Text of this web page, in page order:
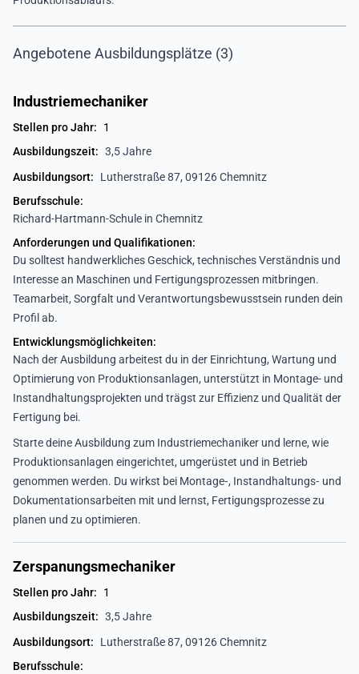
Angebotene Ausbildungsplätze (3)
Industriemechaniker
Stellen pro Jahr:
1
Ausbildungszeit: 3,5 Jahre
Ausbildungsort:
Lutherstraße 87, 09126 Chemnitz
Berufsschule:
Richard-Hartmann-Schule in Chemnitz
Anforderungen und Qualifikationen:
Du solltest handwerkliches Geschick, technisches Verständnis und
Interesse an Maschinen und Fertigungsprozessen mitbringen.
Teamarbeit, Sorgfalt und Verantwortungsbewusstsein runden dein
Profil ab.
Entwicklungsmöglichkeiten:
Nach der Ausbildung arbeitest du in der Einrichtung, Wartung und
Optimierung von Produktionsanlagen, unterstützt in Montage- und
Instandhaltungsprojekten und trägst zur Effizienz und Qualität der
Fertigung bei.
Starte deine Ausbildung zum Industriemechaniker und lerne, wie
Produktionsanlagen eingerichtet, umgerüstet und in Betrieb
genommen werden. Du wirkst bei Montage‑, Instandhaltungs‑ und
Dokumentationsarbeiten mit und lernst, Fertigungsprozesse zu
planen und zu optimieren.
Zerspanungsmechaniker
Stellen pro Jahr:
1
Ausbildungszeit: 3,5 Jahre
Ausbildungsort:
Lutherstraße 87, 09126 Chemnitz
Berufsschule: